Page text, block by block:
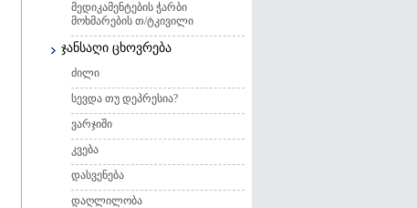
მედიკამენტების ჭარბი
მოხმარების თ/ტკივილი
ჯანსაღი ცხოვრება
ძილი
სევდა თუ დეპრესია?
ვარჯიში
კვება
დასვენება
დაღლილობა